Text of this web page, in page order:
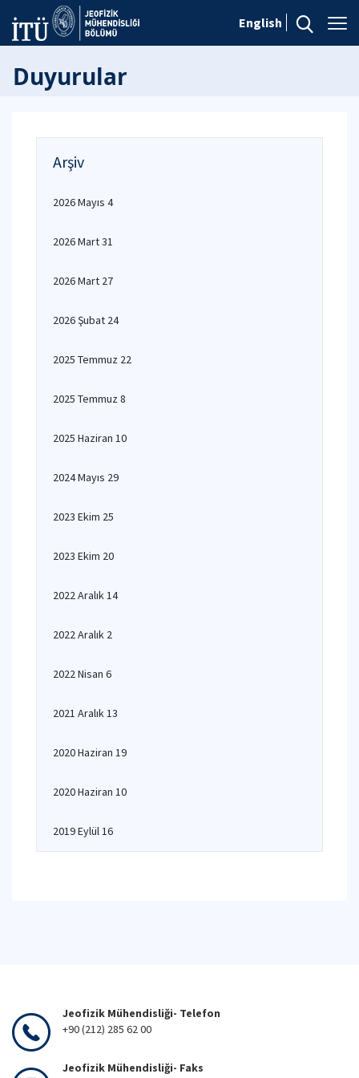
English
Duyurular
Arşiv
2026 Mayıs 4
2026 Mart 31
2026 Mart 27
2026 Şubat 24
2025 Temmuz 22
2025 Temmuz 8
2025 Haziran 10
2024 Mayıs 29
2023 Ekim 25
2023 Ekim 20
2022 Aralık 14
2022 Aralık 2
2022 Nisan 6
2021 Aralık 13
2020 Haziran 19
2020 Haziran 10
2019 Eylül 16
Jeofizik Mühendisliği- Telefon
+90 (212) 285 62 00
Jeofizik Mühendisliği- Faks